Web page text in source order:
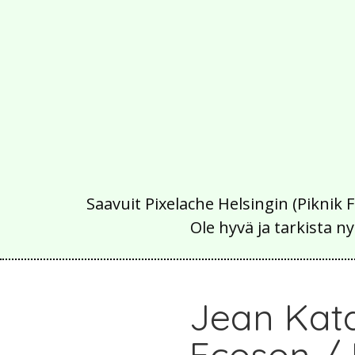
Saavuit Pixelache Helsingin
Ole hyvä ja tarkista
Jean